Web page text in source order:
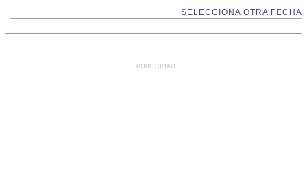
SELECCIONA OTRA FECHA
PUBLICIDAD